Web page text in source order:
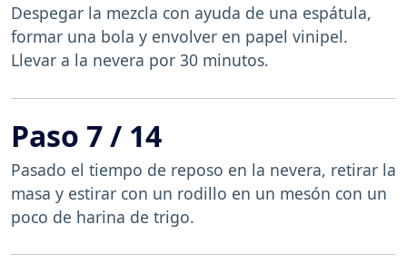
Despegar la mezcla con ayuda de una espátula,
formar una bola y envolver en papel vinipel.
Llevar a la nevera por 30 minutos.
Paso 7 / 14
Pasado el tiempo de reposo en la nevera, retirar la
masa y estirar con un rodillo en un mesón con un
poco de harina de trigo.